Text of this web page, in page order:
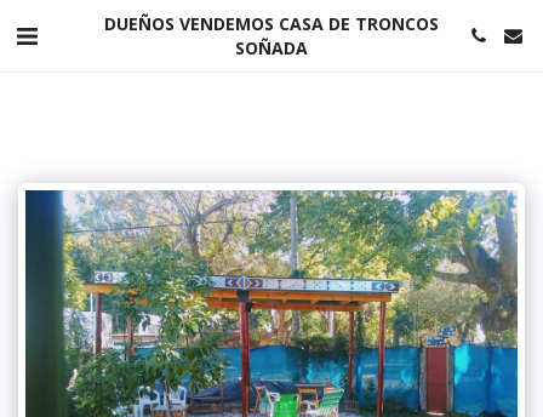
DUEÑOS VENDEMOS CASA DE TRONCOS
SOÑADA